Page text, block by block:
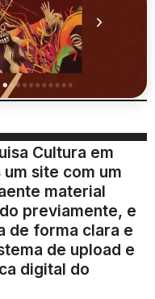
Cultura em
site com um
material
previamente, e
de forma clara e
de upload e
digital do